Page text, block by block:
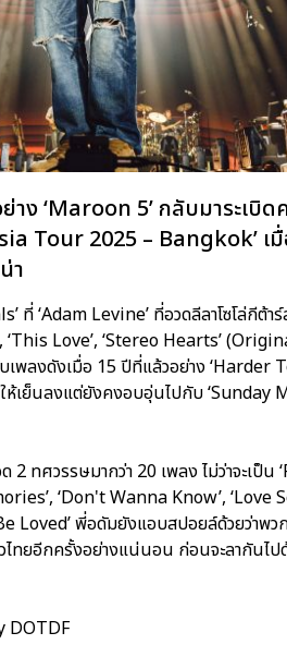
าง ‘Maroon 5’ กลับมาระเบิ
Tour 2025 – Bangkok’ เ
า
ที่ ‘Adam Levine’ ที่อวดลีลาโซโล่กีต้
Love’, ‘Stereo Hearts’
พลงดังเมื่อ 15 ปีที่แล้วอย่าง ‘Harder
ห้เย็นลงแต่ยังคงอบอุ่นไปกับ
ทศวรรษมากว่า 20 เพลง ไม่ว่าจะเป็น
‘Don't Wanna Know’, ‘Love
Loved’ พี่อดัมยังแอบสปอยล์ด้วยว่าพว
ทยอีกครั้งอย่างแน่นอน ก่อนจะลากันไ
DOTDF